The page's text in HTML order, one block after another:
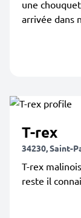
une
arrivée dans
T-rex
34230, Saint-
T-rex
reste il